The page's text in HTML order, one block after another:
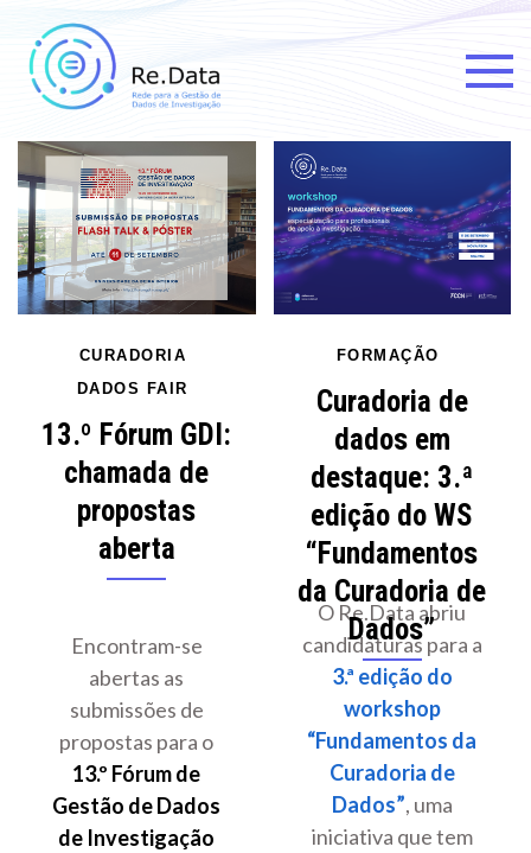
Rede para a Gestão de Dados
CURADORIA
DADOS FAIR
13.º Fórum GDI:
chamada de
propostas
aberta
Encontram-se
abertas as
submissões de
propostas para o
13.º Fórum de
Gestão de Dados
de Investigação
FORMAÇÃO
Curadoria de
dados em
destaque: 3.ª
edição do WS
“Fundamentos
da Curadoria de
Dados”
O Re.Data abriu
candidaturas para a
3.ª edição do
workshop
“Fundamentos da
Curadoria de
Dados”, uma
iniciativa que tem